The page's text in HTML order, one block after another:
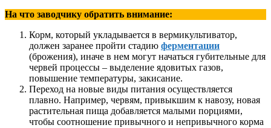
На что заводчику обратить внимание:
Корм, который укладывается в вермикультиватор,
должен заранее пройти стадию ферментации
(брожения), иначе в нем могут начаться губительные для
червей процессы – выделение ядовитых газов,
повышение температуры, закисание.
Переход на новые виды питания осуществляется
плавно. Например, червям, привыкшим к навозу, новая
растительная пища добавляется малыми порциями,
чтобы соотношение привычного и непривычного корма